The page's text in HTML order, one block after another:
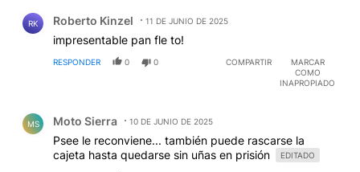
RK Roberto Kinzel 11 DE JUNIO DE 2025
impresentable pan fle to!
RESPONDER 0 0 COMPARTIR
MARCAR
COMO
INAPROPIADO
MS Moto Sierra 10 DE JUNIO DE 2025
Psee le reconviene... también puede rascarse la
cajeta hasta quedarse sin uñas en prisión
EDITADO